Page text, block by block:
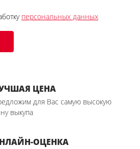
персональных данных
ЦЕНА
для Вас самую высокую
выкупа
ОЦЕНКА